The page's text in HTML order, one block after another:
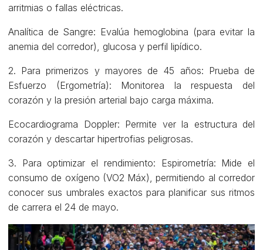
arritmias o fallas eléctricas.
Analítica de Sangre: Evalúa hemoglobina (para evitar la
anemia del corredor), glucosa y perfil lipídico.
2. Para primerizos y mayores de 45 años: Prueba de
Esfuerzo (Ergometría): Monitorea la respuesta del
corazón y la presión arterial bajo carga máxima.
Ecocardiograma Doppler: Permite ver la estructura del
corazón y descartar hipertrofias peligrosas.
3. Para optimizar el rendimiento: Espirometría: Mide el
consumo de oxígeno (VO2 Máx), permitiendo al corredor
conocer sus umbrales exactos para planificar sus ritmos
de carrera el 24 de mayo.